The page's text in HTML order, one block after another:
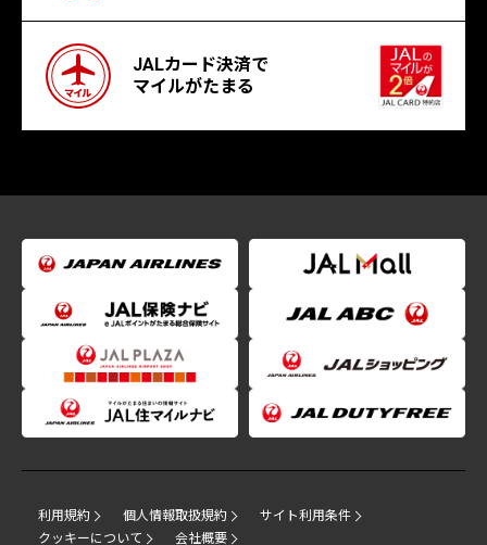
JALカード決済で
マイルがたまる
利用規約 個人情報取扱規約
サイト利用条件
クッキーについて
会社概要